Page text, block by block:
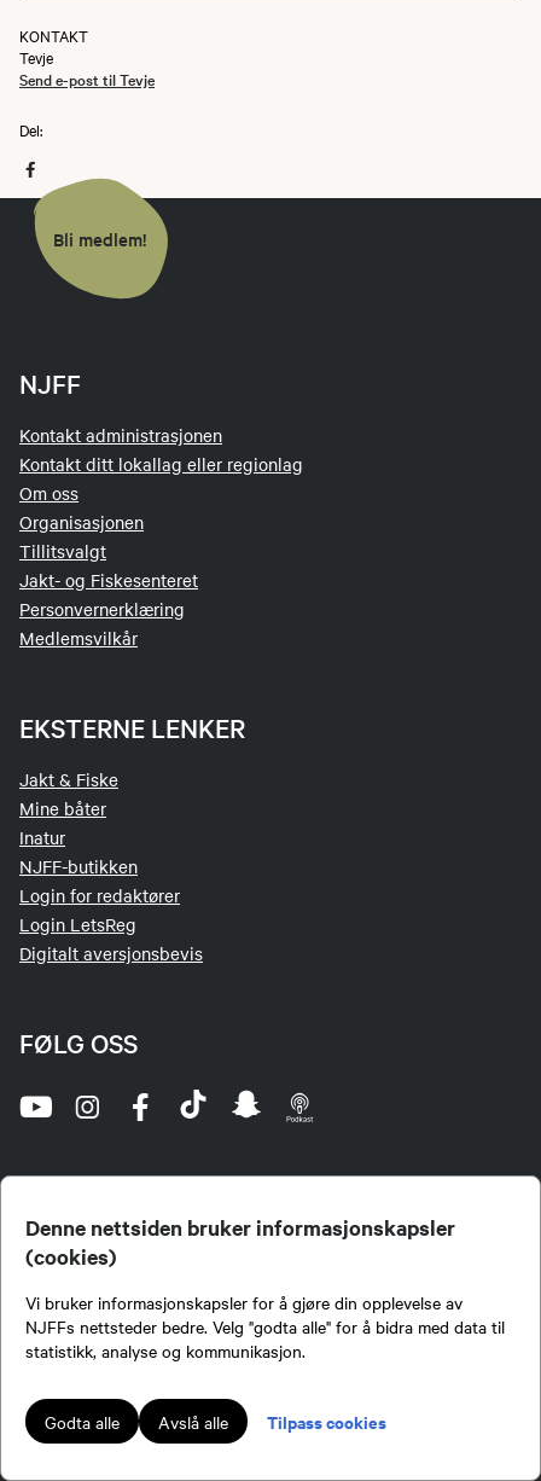
Denne nettsiden bruker informasjonskapsler
(cookies)
Vi bruker informasjonskapsler for å gjøre din opplevelse av
NJFFs nettsteder bedre. Velg "godta alle" for å bidra med data til
statistikk, analyse og kommunikasjon.
Godta alle Avslå alle Tilpass cookies
KONTAKT
Tevje
Send e-post til Tevje
Del:
Bli medlem!
NJFF
Kontakt administrasjonen
Kontakt ditt lokallag eller regionlag
Om oss
Organisasjonen
Tillitsvalgt
Jakt- og Fiskesenteret
Personvernerklæring
Medlemsvilkår
EKSTERNE LENKER
Jakt & Fiske
Mine båter
Inatur
NJFF-butikken
Login for redaktører
Login LetsReg
Digitalt aversjonsbevis
FØLG OSS
jegere og sportsfiskere og et av de viktigste miljøene for formidling av kunnskap om jakt og
fiske i Norge. Vi er en partipolitisk nøytral organisasjon, men har et sterkt jakt-, fiske-, og
naturpolitisk engasjement i mange saker.
Lokalforeninger tilsluttet Norges Jeger- og Fiskerforbund har ansvar for innhold de
publiserer på njff.no.